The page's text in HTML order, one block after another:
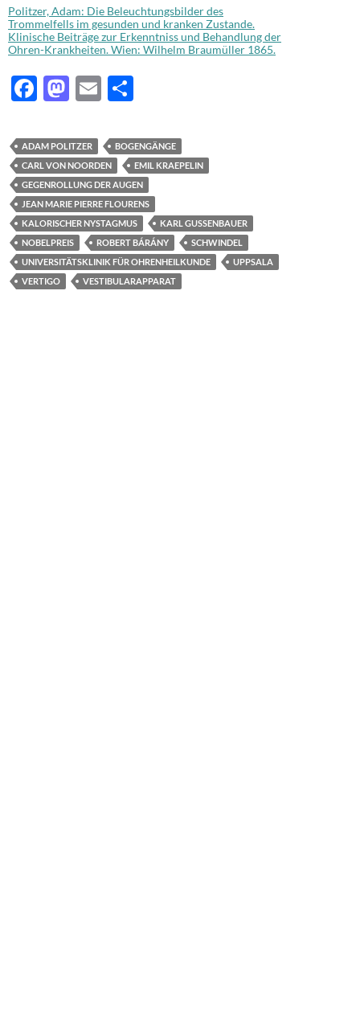
Politzer, Adam: Die Beleuchtungsbilder des
Trommelfells im gesunden und kranken Zustande.
Klinische Beiträge zur Erkenntniss und Behandlung der
Ohren-Krankheiten. Wien: Wilhelm Braumüller 1865.
F
e
b
o
o
k
M
to
d
o
n
E
ail le
n
ADAM POLITZER
BOGENGÄNGE
CARL VON NOORDEN
EMIL KRAEPELIN
GEGENROLLUNG DER AUGEN
JEAN MARIE PIERRE FLOURENS
KALORISCHER NYSTAGMUS
KARL GUSSENBAUER
NOBELPREIS
ROBERT BÁRÁNY
SCHWINDEL
UNIVERSITÄTSKLINIK FÜR OHRENHEILKUNDE
UPPSALA
VERTIGO
VESTIBULARAPPARAT